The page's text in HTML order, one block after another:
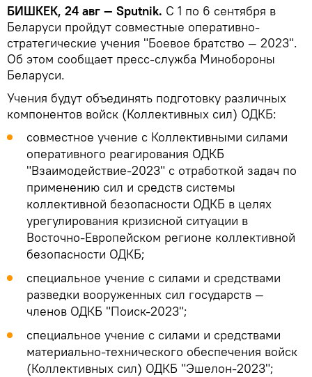
БИШКЕК, 24 авг — Sputnik. С 1 по 6 сентября в
Беларуси пройдут совместные оперативно-
стратегические учения "Боевое братство — 2023".
Об этом сообщает пресс-служба Минобороны
Беларуси.
Учения будут объединять подготовку различных
компонентов войск (Коллективных сил) ОДКБ:
совместное учение с Коллективными силами
оперативного реагирования ОДКБ
"Взаимодействие-2023" с отработкой задач по
применению сил и средств системы
коллективной безопасности ОДКБ в целях
урегулирования кризисной ситуации в
Восточно-Европейском регионе коллективной
безопасности ОДКБ;
специальное учение с силами и средствами
разведки вооруженных сил государств —
членов ОДКБ "Поиск-2023";
специальное учение с силами и средствами
материально-технического обеспечения войск
(Коллективных сил) ОДКБ "Эшелон-2023";